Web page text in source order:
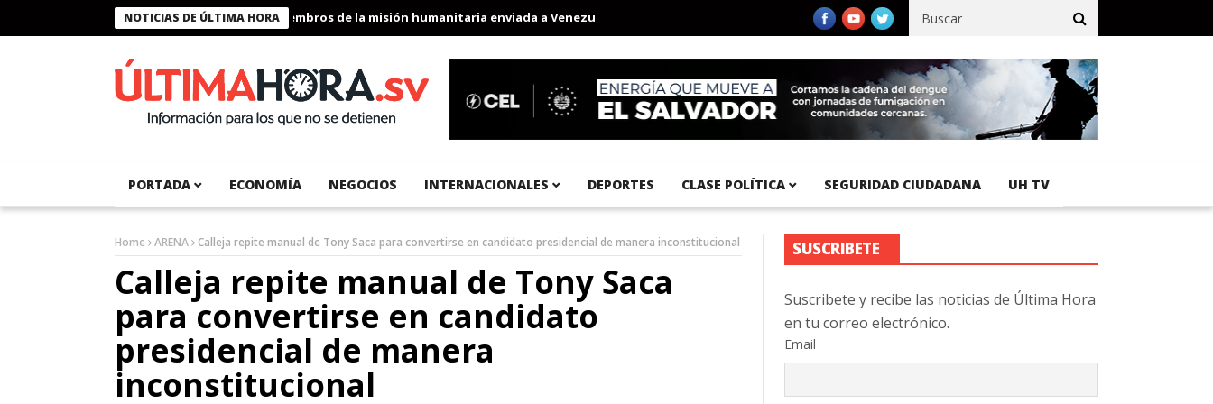
NOTICIAS DE ÚLTIMA HORA
Presidente Bukele condecora a miembros de la misión humanitaria enviada a Venezuela Aeropuerto Internacional del Pacífico registra 92 % de avance en obras de terracería
PORTADA ECONOMÍA NEGOCIOS INTERNACIONALES DEPORTES CLASE POLÍTICA SEGURIDAD CIUDADANA UH TV
Home ARENA Calleja repite manual de Tony Saca para convertirse en candidato presidencial de manera inconstitucional
Calleja repite manual de Tony Saca
para convertirse en candidato
presidencial de manera
inconstitucional
SUSCRIBETE
Suscribete y recibe las noticias de Última Hora
en tu correo electrónico.
Email